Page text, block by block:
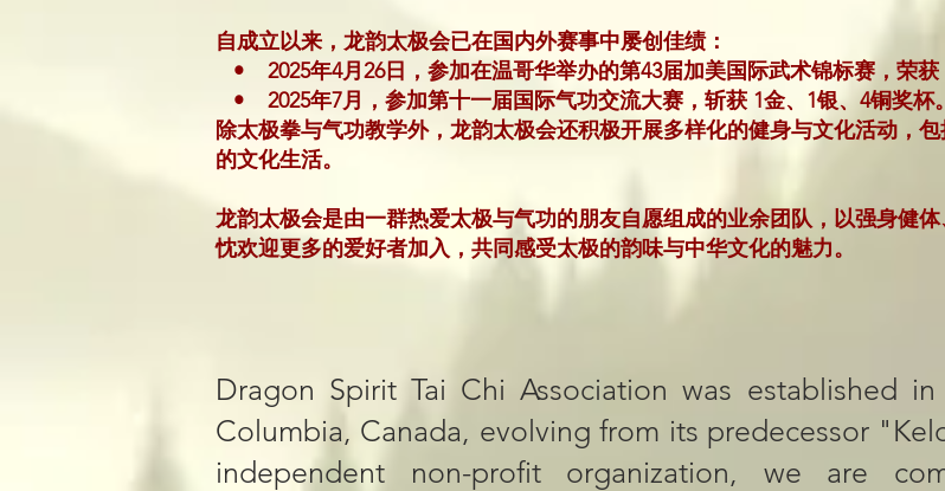
自成立以来，龙韵太极会已在国内外赛事中屡创佳绩：
• 2025年4月26日，参加在温哥华举办的第43届加美国际武术锦标赛，荣获
• 2025年7月，参加第十一届国际气功交流大赛，斩获 1金、1银、4铜奖杯。
除太极拳与气功教学外，龙韵太极会还积极开展多样化的健身与文化活动，
的文化生活。
龙韵太极会是由一群热爱太极与气功的朋友自愿组成的业余团队，以强身健
忱欢迎更多的爱好者加入，共同感受太极的韵味与中华文化的魅力。
Dragon Spirit Tai Chi Association​​ was established
Columbia, Canada, evolving from its predecessor
independent non-profit organization​​, we are